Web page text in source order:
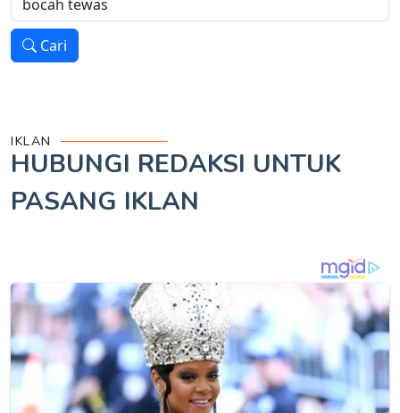
Cari
IKLAN
HUBUNGI REDAKSI UNTUK
PASANG IKLAN